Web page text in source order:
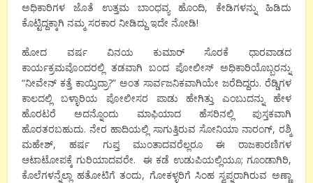
ಅಧಿಕಾರಿಗಳ ಜೊತೆ ಉತ್ತಮ ಬಾಂಧವ್ಯ ಹೊಂದಿ, ಕೇಡಿಗಳನ್ನು ಹಿಡಿದು
ಕೊಟ್ಟಿದ್ದಕ್ಕಾಗಿ ನಮ್ಮ ಸರಕಾರ ನೀಡಿದ್ದು ಇದೇ ನೋಡಿ!
ಹೋದ ವರ್ಷ ವಿನಯ ಕುಮಾರ್ ಸೊರಕೆ ಧಾರವಾಡದ
ಕಾರ್ಯಕ್ರಮವೊಂದರಲ್ಲಿ ತಡವಾಗಿ ಬಂದ ಪೋಲೀಸ್ ಅಧಿಕಾರಿಯೊಬ್ಬರನ್ನು
“ನೀವೇನ್ ಕತ್ತೆ ಕಾಯ್ತಿದ್ರಾ?” ಅಂತ ಸಾರ್ವಜನಿಕವಾಗಿಯೇ ಜರೆದಿದ್ದರು. ರೆಡ್ಡಿಗಳ
ಕಾಲದಲ್ಲಿ ಬಳ್ಳಾರಿಯ ಪೋಲೀಸರ ಪಾಡು ಹೇಗಿತ್ತು ಎಂಬುದನ್ನು ಹೇಳ
ಹೊರಟರೆ ಅದನ್ನೊಂದು ಮಾಫಿಯಾದ ಹೆಸರಿನಲ್ಲಿ ಪುಸ್ತಕವಾಗಿ
ಹೊರತರಬಹುದು. ನೇರ ಹಾದಿಯಲ್ಲಿ ಸಾಗುತ್ತಿರುವ ಸೋನಿಯಾ ನಾರಂಗ್, ರಶ್ಮಿ
ಮಹೇಶ್, ಹರ್ಷ ಗುಪ್ತ ಮುಂತಾದವರೆಲ್ಲರೂ ಈ ರಾಜಕಾರಣಿಗಳ
ಆಟಾಟೋಪಕ್ಕೆ ಗುರಿಯಾದವರೇ. ಈ ಕಡೆ ಉಡುಪಿಯಲ್ಲಿಯೂ; ಗೂಂಡಾಗಿರಿ,
ಕೊಲೆಗಳನ್ನೆಲ್ಲಾ ಹತೋಟಿಗೆ ತಂದು, ಗೋಕಳ್ಳರಿಗೆ ಸಿಂಹ ಸ್ವಪ್ನರಾಗಿರುವ ಅಣ್ಣಾ